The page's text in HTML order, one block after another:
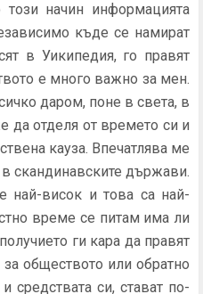
начин информацията
къде се намират
в Уикипедия, го правят
е много важно за мен.
даром, поне в света, в
отделя от времето си и
кауза. Впечатлява ме
скандинавските държави.
най-висок и това са най-
време се питам има ли
ги кара да правят
обществото или обратно
средствата си, стават по-